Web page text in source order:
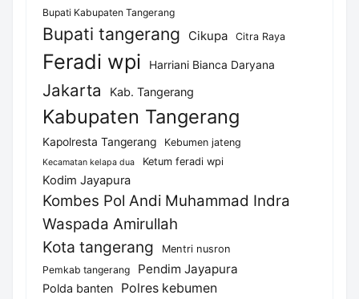
Bupati Kabupaten Tangerang
Bupati tangerang Cikupa Citra Raya
Feradi wpi Harriani Bianca Daryana
Jakarta Kab. Tangerang
Kabupaten Tangerang
Kapolresta Tangerang Kebumen jateng
Kecamatan kelapa dua Ketum feradi wpi
Kodim Jayapura
Kombes Pol Andi Muhammad Indra
Waspada Amirullah
Kota tangerang
Mentri nusron
Pemkab tangerang
Pendim Jayapura
Polda banten Polres kebumen